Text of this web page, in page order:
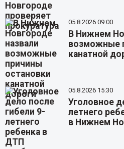
05.8.2026 09:00
В Нижнем
возможные
канатной
05.8.2026 15:30
Уголовное
летнего
в Нижнем